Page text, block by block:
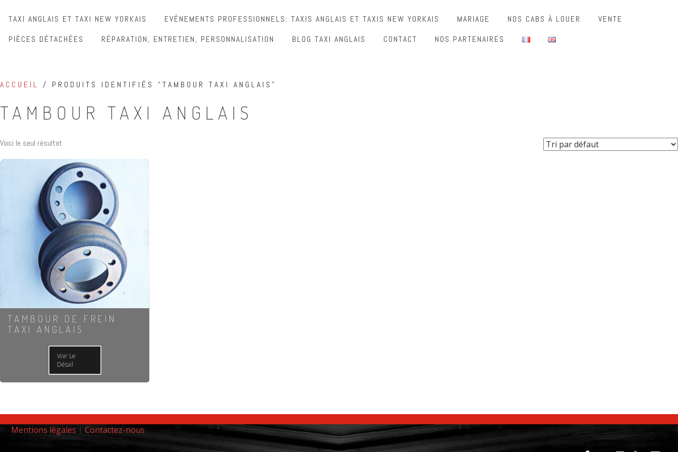
TAXI ANGLAIS ET TAXI NEW YORKAIS EVÉNEMENTS PROFESSIONNELS: TAXIS ANGLAIS ET TAXIS NEW YORKAIS MARIAGE NOS CABS À LOUER
VENTE
PIÈCES DÉTACHÉES
RÉPARATION, ENTRETIEN, PERSONNALISATION BLOG TAXI ANGLAIS CONTACT NOS PARTENAIRES
ACCUEIL / PRODUITS IDENTIFIÉS “TAMBOUR TAXI ANGLAIS”
TAMBOUR TAXI ANGLAIS
Voici le seul résultat
TAMBOUR DE FREIN
TAXI ANGLAIS
Voir Le
Détail
Mentions légales | Contactez-nous